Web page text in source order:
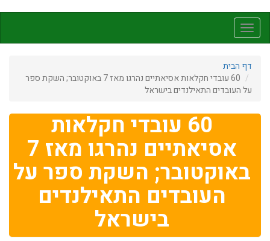
לתוכן
העיקריToggle
navigation
דף הבית
60 עובדי חקלאות אסיאתיים נהרגו מאז 7 באוקטובר; השקת ספר
על העובדים התאילנדים בישראל
60 עובדי חקלאות
אסיאתיים נהרגו מאז 7
באוקטובר; השקת ספר על
העובדים התאילנדים
בישראל